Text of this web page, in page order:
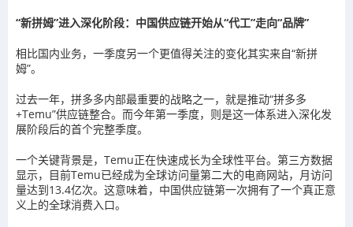
“新拼姆”进入深化阶段：中国供应链开始从“代工”走向“品牌”
相比国内业务，一季度另一个更值得关注的变化其实来自“新拼
姆”。
过去一年，拼多多内部最重要的战略之一，就是推动“拼多多
+Temu”供应链整合。而今年第一季度，则是这一体系进入深化发
展阶段后的首个完整季度。
一个关键背景是，Temu正在快速成长为全球性平台。第三方数据
显示，目前Temu已经成为全球访问量第二大的电商网站，月访问
量达到13.4亿次。这意味着，中国供应链第一次拥有了一个真正意
义上的全球消费入口。